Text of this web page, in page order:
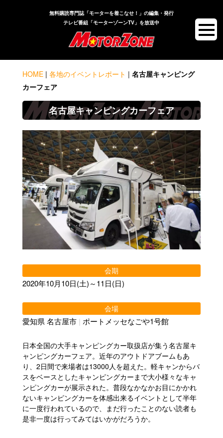
無料購読専門誌「モーターを着こなせ！」の編集・発行
テレビ番組「モーターゾーンTV」を放送中
HOME| 各地のイベントレポート | 名古屋キャンピング
カーフェア
名古屋キャンピングカーフェア
会期
2020年10月10日(土)～11日(日)
会場
愛知県 名古屋市 | ポートメッセなごや1号館
日本全国の大手キャンピングカー取扱店が集う名古屋キ
ャンピングカーフェア。近年のアウトドアブームもあ
り、2日間で来場者は13000人を超えた。軽キャンからバ
スをベースとしたキャンピングカーまで大小様々なキャ
ンピングカーが展示された。普段なかなかお目にかかれ
ないキャンピングカーを体感出来るイベントとして半年
に一度行われているので、まだ行ったことのない読者も
是非一度は行ってみてはいかがだろうか。